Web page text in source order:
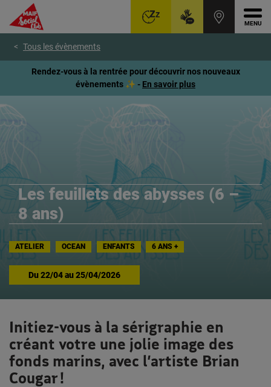
contenu
page
Tous les évènements
Rendez-vous à la rentrée pour découvrir nos nouveaux
évènements ✨ - En savoir plus
Les feuillets des abysses (6 –
8 ans)
ATELIER OCEAN ENFANTS 6 ANS +
Du22/04au25/04/2026
Initiez-vous à la sérigraphie en
créant votre une jolie image des
fonds marins, avec l’artiste Brian
Cougar !